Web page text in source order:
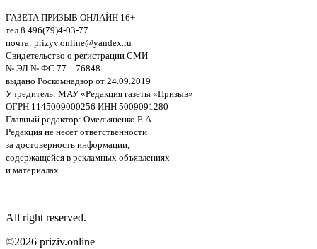
ГАЗЕТА ПРИЗЫВ ОНЛАЙН 16+
тел.8 496(79)4-03-77
почта: prizyv.online@yandex.ru
Свидетельство о регистрации СМИ
№ ЭЛ № ФС 77 – 76848
выдано Роскомнадзор от 24.09.2019
Учредитель: МАУ «Редакция газеты «Призыв»
ОГРН 1145009000256 ИНН 5009091280
Главный редактор: Омельяненко Е.А
Редакция не несет ответственности
за достоверность информации,
содержащейся в рекламных объявлениях
и материалах.
All right reserved.
©2026 priziv.online